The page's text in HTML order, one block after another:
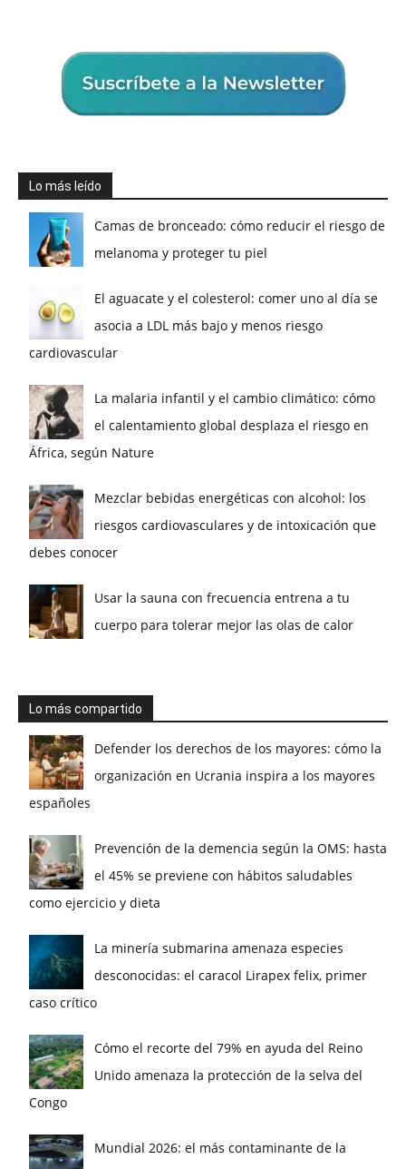
Lo más leído
Camas de bronceado: cómo reducir el riesgo de
melanoma y proteger tu piel
El aguacate y el colesterol: comer uno al día se
asocia a LDL más bajo y menos riesgo
cardiovascular
La malaria infantil y el cambio climático: cómo
el calentamiento global desplaza el riesgo en
África, según Nature
Mezclar bebidas energéticas con alcohol: los
riesgos cardiovasculares y de intoxicación que
debes conocer
Usar la sauna con frecuencia entrena a tu
cuerpo para tolerar mejor las olas de calor
Lo más compartido
Defender los derechos de los mayores: cómo la
organización en Ucrania inspira a los mayores
españoles
Prevención de la demencia según la OMS: hasta
el 45% se previene con hábitos saludables
como ejercicio y dieta
La minería submarina amenaza especies
desconocidas: el caracol Lirapex felix, primer
caso crítico
Cómo el recorte del 79% en ayuda del Reino
Unido amenaza la protección de la selva del
Congo
Mundial 2026: el más contaminante de la